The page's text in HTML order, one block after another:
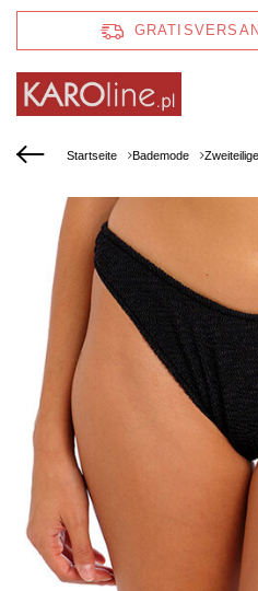
Startseite Bademode